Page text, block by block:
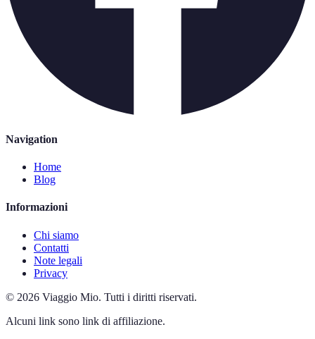
Navigation
Home
Blog
Informazioni
Chi siamo
Contatti
Note legali
Privacy
© 2026 Viaggio Mio. Tutti i diritti riservati.
Alcuni link sono link di affiliazione.